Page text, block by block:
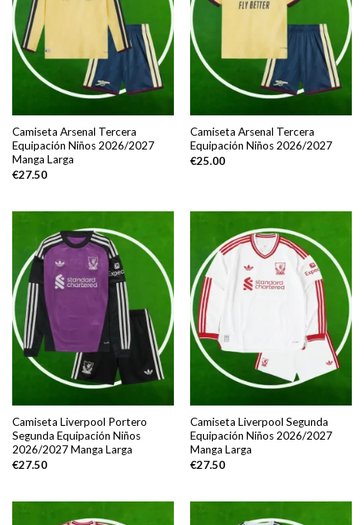
Camiseta Arsenal Tercera
Equipación Niños 2026/2027
Manga Larga
€27.50
Camiseta Arsenal Tercera
Equipación Niños 2026/2027
€25.00
Camiseta Liverpool Portero
Segunda Equipación Niños
2026/2027 Manga Larga
€27.50
Camiseta Liverpool Segunda
Equipación Niños 2026/2027
Manga Larga
€27.50